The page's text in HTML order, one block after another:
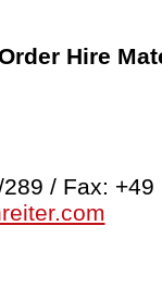
Hire
/ Fax: